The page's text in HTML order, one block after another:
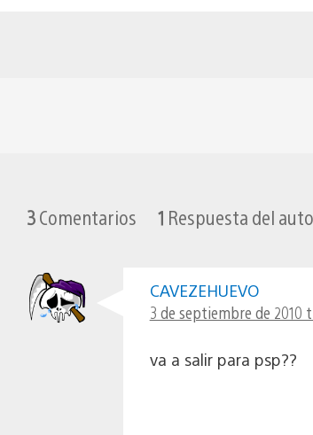
3Comentarios 1 Respuesta del
CAVEZEHUEVO
3 de septiembre de 2010
va a salir para psp??